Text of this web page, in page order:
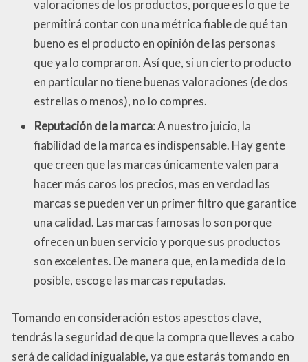
valoraciones de los productos, porque es lo que te
permitirá contar con una métrica fiable de qué tan
bueno es el producto en opinión de las personas
que ya lo compraron. Así que, si un cierto producto
en particular no tiene buenas valoraciones (de dos
estrellas o menos), no lo compres.
Reputación de la marca: A nuestro juicio, la
fiabilidad de la marca es indispensable. Hay gente
que creen que las marcas únicamente valen para
hacer más caros los precios, mas en verdad las
marcas se pueden ver un primer filtro que garantice
una calidad. Las marcas famosas lo son porque
ofrecen un buen servicio y porque sus productos
son excelentes. De manera que, en la medida de lo
posible, escoge las marcas reputadas.
Tomando en consideración estos apesctos clave,
tendrás la seguridad de que la compra que lleves a cabo
será de calidad inigualable, ya que estarás tomando en